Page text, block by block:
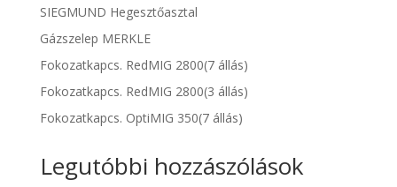
SIEGMUND Hegesztőasztal
Gázszelep MERKLE
Fokozatkapcs. RedMIG 2800(7 állás)
Fokozatkapcs. RedMIG 2800(3 állás)
Fokozatkapcs. OptiMIG 350(7 állás)
Legutóbbi hozzászólások